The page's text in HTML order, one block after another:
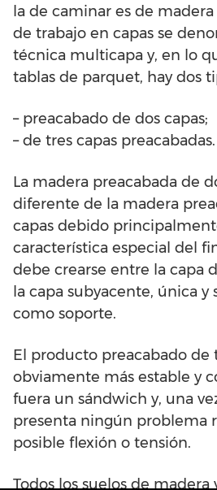
la de caminar es de
de trabajo en capas se
técnica multicapa y, en lo
tablas de parquet, hay dos
– preacabado de dos capas;
– de tres capas preacabadas.
La madera preacabada de
diferente de la madera
capas debido
característica especial del
debe crearse entre la capa
la capa subyacente, única y
como soporte.
El producto preacabado de
obviamente más estable y
fuera un sándwich y, una
presenta ningún problema
posible flexión o tensión.
Todos los suelos de madera